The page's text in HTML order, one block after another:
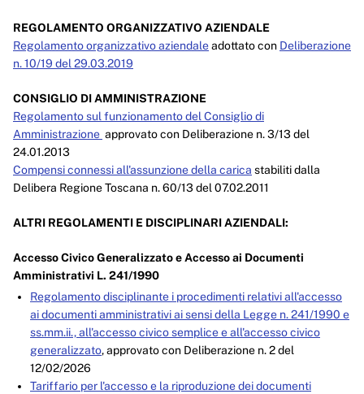
Controlli sulle imprese
Sovvenzioni, contributi, sussidi, vantaggi economici
Bilanci
Beni immobili e gestione patrimonio
Pagamenti dell'amministrazione
Opere pubbliche
Pianificazione e governo del territorio
Informazioni ambientali
REGOLAMENTO ORGANIZZATIVO AZIENDALE
Regolamento organizzativo aziendaleadottato con Deliberazione
n. 10/19 del 29.03.2019
CONSIGLIO DI AMMINISTRAZIONE
Regolamento sul funzionamento del Consiglio di
Amministrazione approvato con Deliberazione n. 3/13 del
24.01.2013
Compensi connessi all'assunzione della carica stabiliti dalla
Delibera Regione Toscana n. 60/13 del 07.02.2011
ALTRI REGOLAMENTI E DISCIPLINARI AZIENDALI:
Accesso Civico Generalizzato e Accesso ai Documenti
Amministrativi L. 241/1990
Regolamento disciplinante i procedimenti relativi all'accesso
ai documenti amministrativi ai sensi della Legge n. 241/1990 e
ss.mm.ii., all'accesso civico semplice e all'accesso civico
generalizzato, approvato con Deliberazione n. 2 del
12/02/2026
Tariffario per l'accesso e la riproduzione dei documenti